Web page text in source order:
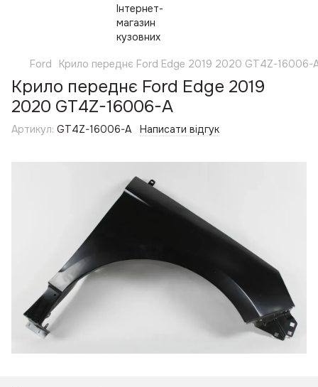
Ford Крило переднє Ford Edge 2019 2020 GT4Z-16006-
Крило переднє Ford Edge 2019
2020 GT4Z-16006-A
Артикул: GT4Z-16006-A Написати відгук